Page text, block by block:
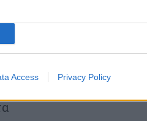
Access Privacy Policy
στη δημοσιότητα το
ενώ
Τραμπ είχε πει